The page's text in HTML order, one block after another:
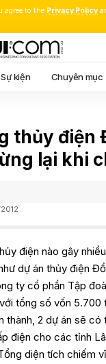
agree to the Privacy Policy
kiện Chuyên mục
thủy điện
lại khi
điện nào gây
dự án thủy điện
ty cổ phần Tập
tổng số vốn 5.700
thành, 2 dự án sẽ
điện cho các tỉnh
diện tích chiếm